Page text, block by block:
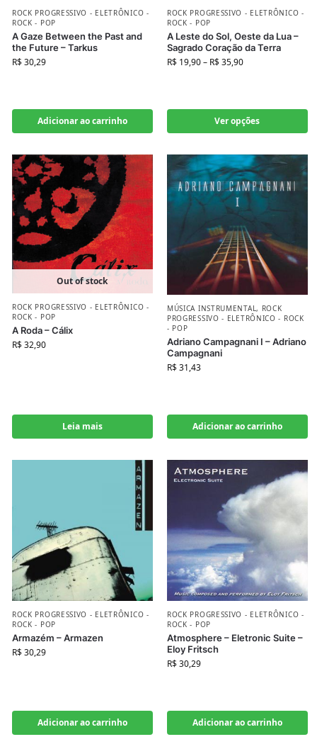
ROCK PROGRESSIVO - ELETRÔNICO -
ROCK - POP
A Gaze Between the Past and
the Future – Tarkus
R$30,29
Adicionar ao carrinho
ROCK PROGRESSIVO - ELETRÔNICO -
ROCK - POP
A Leste do Sol, Oeste da Lua –
Sagrado Coração da Terra
R$19,90– R$35,90
Ver opções
Out of stock
ROCK PROGRESSIVO - ELETRÔNICO -
ROCK - POP
A Roda – Cálix
R$32,90
Leia mais
MÚSICA INSTRUMENTAL, ROCK
PROGRESSIVO - ELETRÔNICO - ROCK
- POP
Adriano Campagnani I – Adriano
Campagnani
R$31,43
Adicionar ao carrinho
ROCK PROGRESSIVO - ELETRÔNICO -
ROCK - POP
Armazém – Armazen
R$30,29
Adicionar ao carrinho
ROCK PROGRESSIVO - ELETRÔNICO -
ROCK - POP
Atmosphere – Eletronic Suite –
Eloy Fritsch
R$30,29
Adicionar ao carrinho